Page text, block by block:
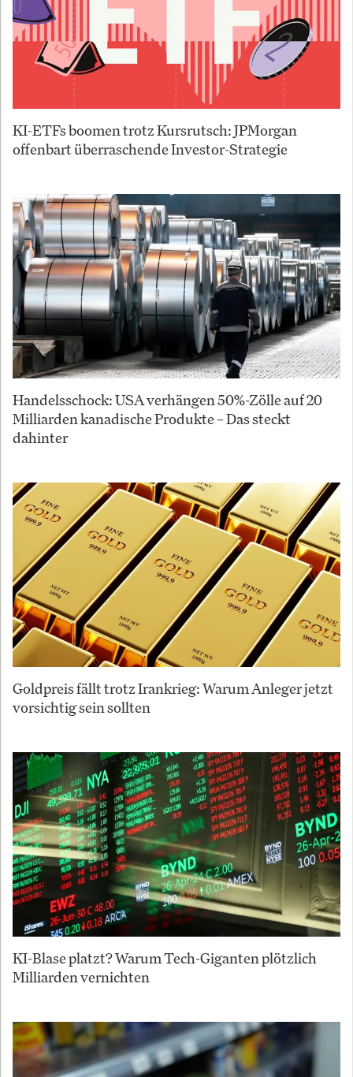
KI-ETFs boomen trotz Kursrutsch: JPMorgan
offenbart überraschende Investor-Strategie
Handelsschock: USA verhängen 50%-Zölle auf 20
Milliarden kanadische Produkte – Das steckt
dahinter
Goldpreis fällt trotz Irankrieg: Warum Anleger jetzt
vorsichtig sein sollten
KI-Blase platzt? Warum Tech-Giganten plötzlich
Milliarden vernichten